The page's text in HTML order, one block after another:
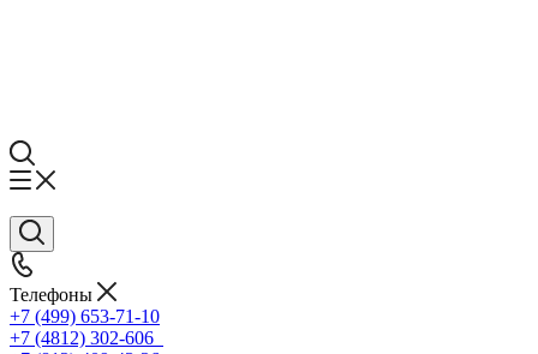
Телефоны
+7 (499) 653-71-10
+7 (4812) 302-606